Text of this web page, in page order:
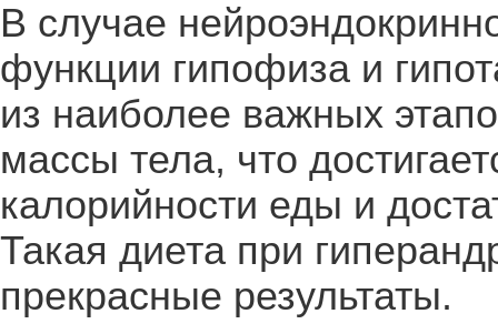
В случае
функции гипофиза и
из наиболее важных
массы тела, что
калорийности еды и
Такая диета при
прекрасные результаты.